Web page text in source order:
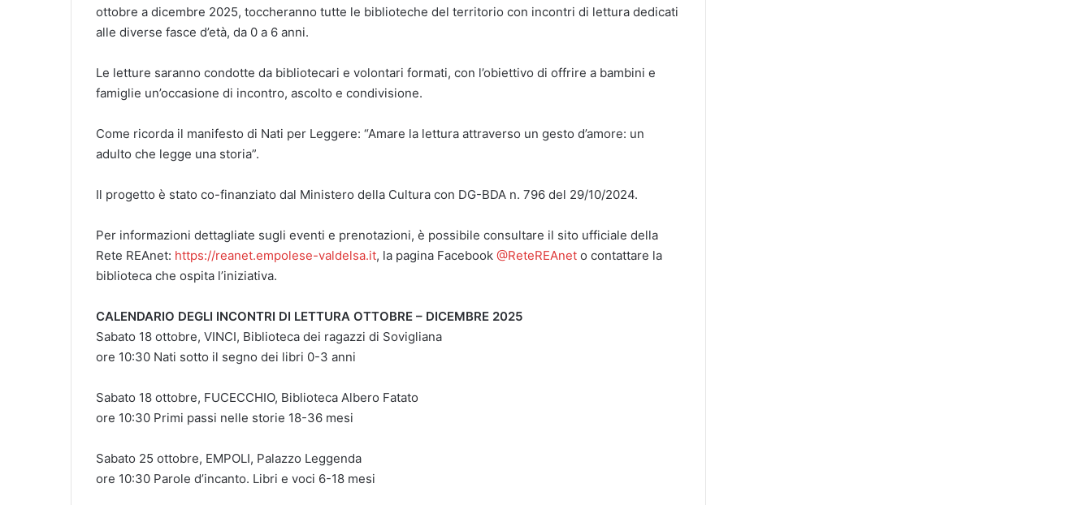
ottobre a dicembre 2025, toccheranno tutte le biblioteche del territorio con incontri di lettura dedicati
alle diverse fasce d’età, da 0 a 6 anni.
Le letture saranno condotte da bibliotecari e volontari formati, con l’obiettivo di offrire a bambini e
famiglie un’occasione di incontro, ascolto e condivisione.
Come ricorda il manifesto di Nati per Leggere: “Amare la lettura attraverso un gesto d’amore: un
adulto che legge una storia”.
Il progetto è stato co-finanziato dal Ministero della Cultura con DG-BDA n. 796 del 29/10/2024.
Per informazioni dettagliate sugli eventi e prenotazioni, è possibile consultare il sito ufficiale della
Rete REAnet: https://reanet.empolese-valdelsa.it, la pagina Facebook @ReteREAnet o contattare la
biblioteca che ospita l’iniziativa.
CALENDARIO DEGLI INCONTRI DI LETTURA OTTOBRE – DICEMBRE 2025
Sabato 18 ottobre, VINCI, Biblioteca dei ragazzi di Sovigliana
ore 10:30 Nati sotto il segno dei libri 0-3 anni
Sabato 18 ottobre, FUCECCHIO, Biblioteca Albero Fatato
ore 10:30 Primi passi nelle storie 18-36 mesi
Sabato 25 ottobre, EMPOLI, Palazzo Leggenda
ore 10:30 Parole d’incanto. Libri e voci 6-18 mesi